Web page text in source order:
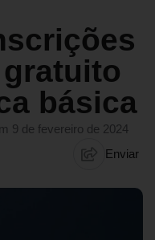
básica
9 de fevereiro de 2024
Enviar